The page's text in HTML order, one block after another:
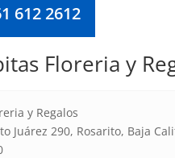
612 2612
Floreria y
y Regalos
Juárez 290, Rosarito, Baja